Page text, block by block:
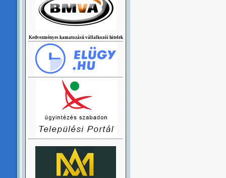
Kedvezményes kamatozású vállalkozói hitelek